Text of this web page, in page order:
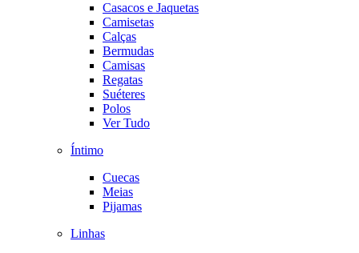
Casacos e Jaquetas
Camisetas
Calças
Bermudas
Camisas
Regatas
Suéteres
Polos
Ver Tudo
Íntimo
Cuecas
Meias
Pijamas
Linhas